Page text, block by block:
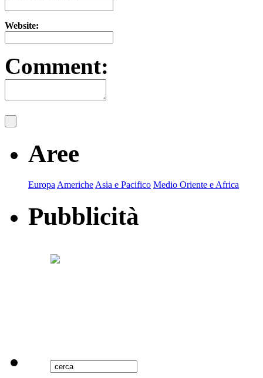
Website:
Comment:
Aree
Europa Americhe Asia e Pacifico Medio Oriente e Africa
Pubblicità